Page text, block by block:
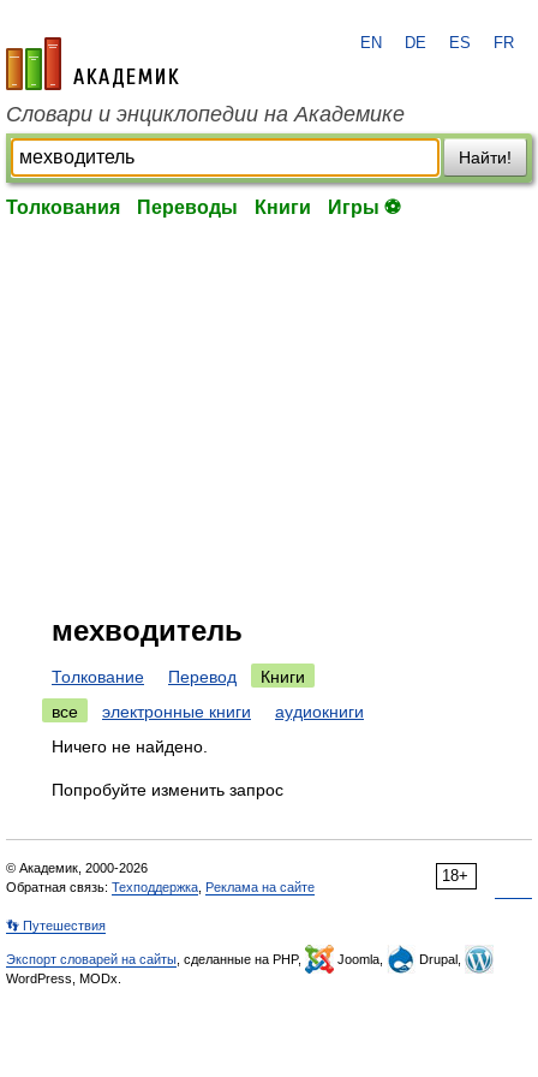
academic.ru
EN DE ES FR
Словари и энциклопедии на Академике
Найти!
Толкования Переводы Книги Игры ⚽
мехводитель
Толкование Перевод
Книги
все
электронные книги
аудиокниги
Ничего не найдено.
Попробуйте изменить запрос
18+
© Академик, 2000-2026
Обратная связь: Техподдержка Реклама на сайте
👣 Путешествия
Экспорт словарей на сайты , сделанные на PHP, Joomla,
Drupal,
WordPress, MODx.